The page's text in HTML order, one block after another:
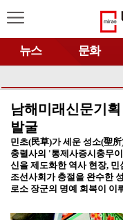
뉴스 문화
남해미래신문기
발굴
민초(民草)가 세운 성소(聖
충렬사의 '통제사증시충무
신을 제도화한 역사 현장,
조선사회가 충절을 완수한
로소 장군의 명예 회복이 이